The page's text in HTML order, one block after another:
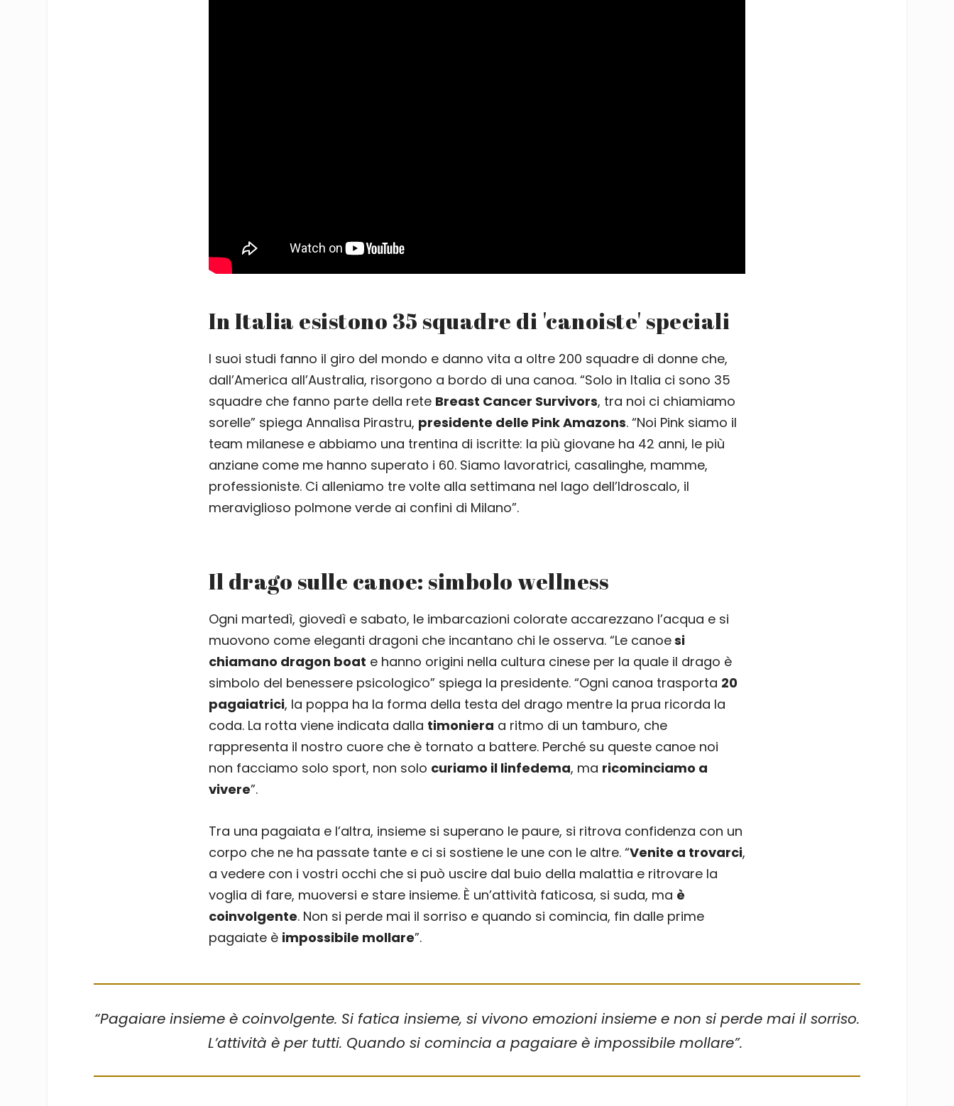
In Italia esistono 35 squadre di 'canoiste' speciali
I suoi studi fanno il giro del mondo e danno vita a oltre 200 squadre di donne che,
dall’America all’Australia, risorgono a bordo di una canoa. “Solo in Italia ci sono 35
squadre che fanno parte della rete Breast Cancer Survivors, tra noi ci chiamiamo
sorelle” spiega Annalisa Pirastru, presidente delle Pink Amazons. “Noi Pink siamo il
team milanese e abbiamo una trentina di iscritte: la più giovane ha 42 anni, le più
anziane come me hanno superato i 60. Siamo lavoratrici, casalinghe, mamme,
professioniste. Ci alleniamo tre volte alla settimana nel lago dell’Idroscalo, il
meraviglioso polmone verde ai confini di Milano”.
Il drago sulle canoe: simbolo wellness
Ogni martedì, giovedì e sabato, le imbarcazioni colorate accarezzano l’acqua e si
muovono come eleganti dragoni che incantano chi le osserva. “Le canoesi
chiamano dragon boat e hanno origini nella cultura cinese per la quale il drago è
simbolo del benessere psicologico” spiega la presidente. “Ogni canoa trasporta 20
pagaiatrici, la poppa ha la forma della testa del drago mentre la prua ricorda la
coda. La rotta viene indicata dalla timoniera a ritmo di un tamburo, che
rappresenta il nostro cuore che è tornato a battere. Perché su queste canoe noi
non facciamo solo sport, non solo curiamo il linfedema, ma ricominciamo a
vivere”.
Tra una pagaiata e l’altra, insieme si superano le paure, si ritrova confidenza con un
corpo che ne ha passate tante e ci si sostiene le une con le altre. “Venite a trovarci,
a vedere con i vostri occhi che si può uscire dal buio della malattia e ritrovare la
voglia di fare, muoversi e stare insieme. È un’attività faticosa, si suda, ma è
coinvolgente. Non si perde mai il sorriso e quando si comincia, fin dalle prime
pagaiate è impossibile mollare”.
“Pagaiare insieme è coinvolgente. Si fatica insieme, si vivono emozioni insieme e non si perde mai il sorriso.
L’attività è per tutti. Quando si comincia a pagaiare è impossibile mollare”.